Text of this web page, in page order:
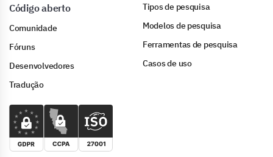
Código aberto
Comunidade
Fóruns
Desenvolvedores
Tradução
Tipos de pesquisa
Modelos de pesquisa
Ferramentas de pesquisa
Casos de uso